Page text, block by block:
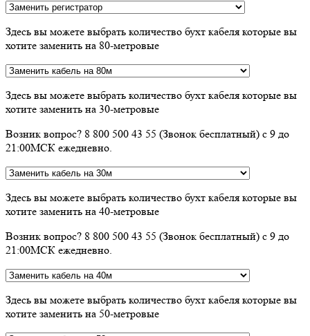
Здесь вы можете выбрать количество бухт кабеля которые вы
хотите заменить на 80-метровые
Здесь вы можете выбрать количество бухт кабеля которые вы
хотите заменить на 30-метровые
Возник вопрос? 8 800 500 43 55 (Звонок бесплатный) с 9 до
21:00МСК ежедневно.
Здесь вы можете выбрать количество бухт кабеля которые вы
хотите заменить на 40-метровые
Возник вопрос? 8 800 500 43 55 (Звонок бесплатный) с 9 до
21:00МСК ежедневно.
Здесь вы можете выбрать количество бухт кабеля которые вы
хотите заменить на 50-метровые